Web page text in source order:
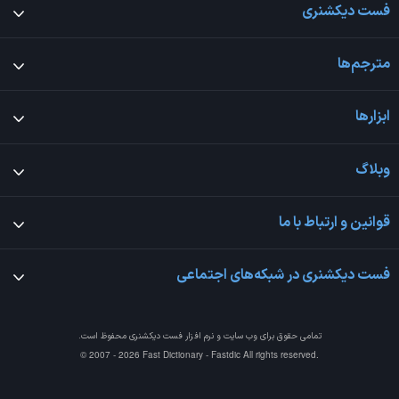
فست دیکشنری
مترجم‌ها
ابزارها
وبلاگ
قوانین و ارتباط با ما
فست دیکشنری در شبکه‌های اجتماعی
تمامی حقوق برای وب سایت و نرم افزارفست دیکشنری محفوظ است.
© 2007 - 2026 Fast Dictionary - Fastdic All rights reserved.